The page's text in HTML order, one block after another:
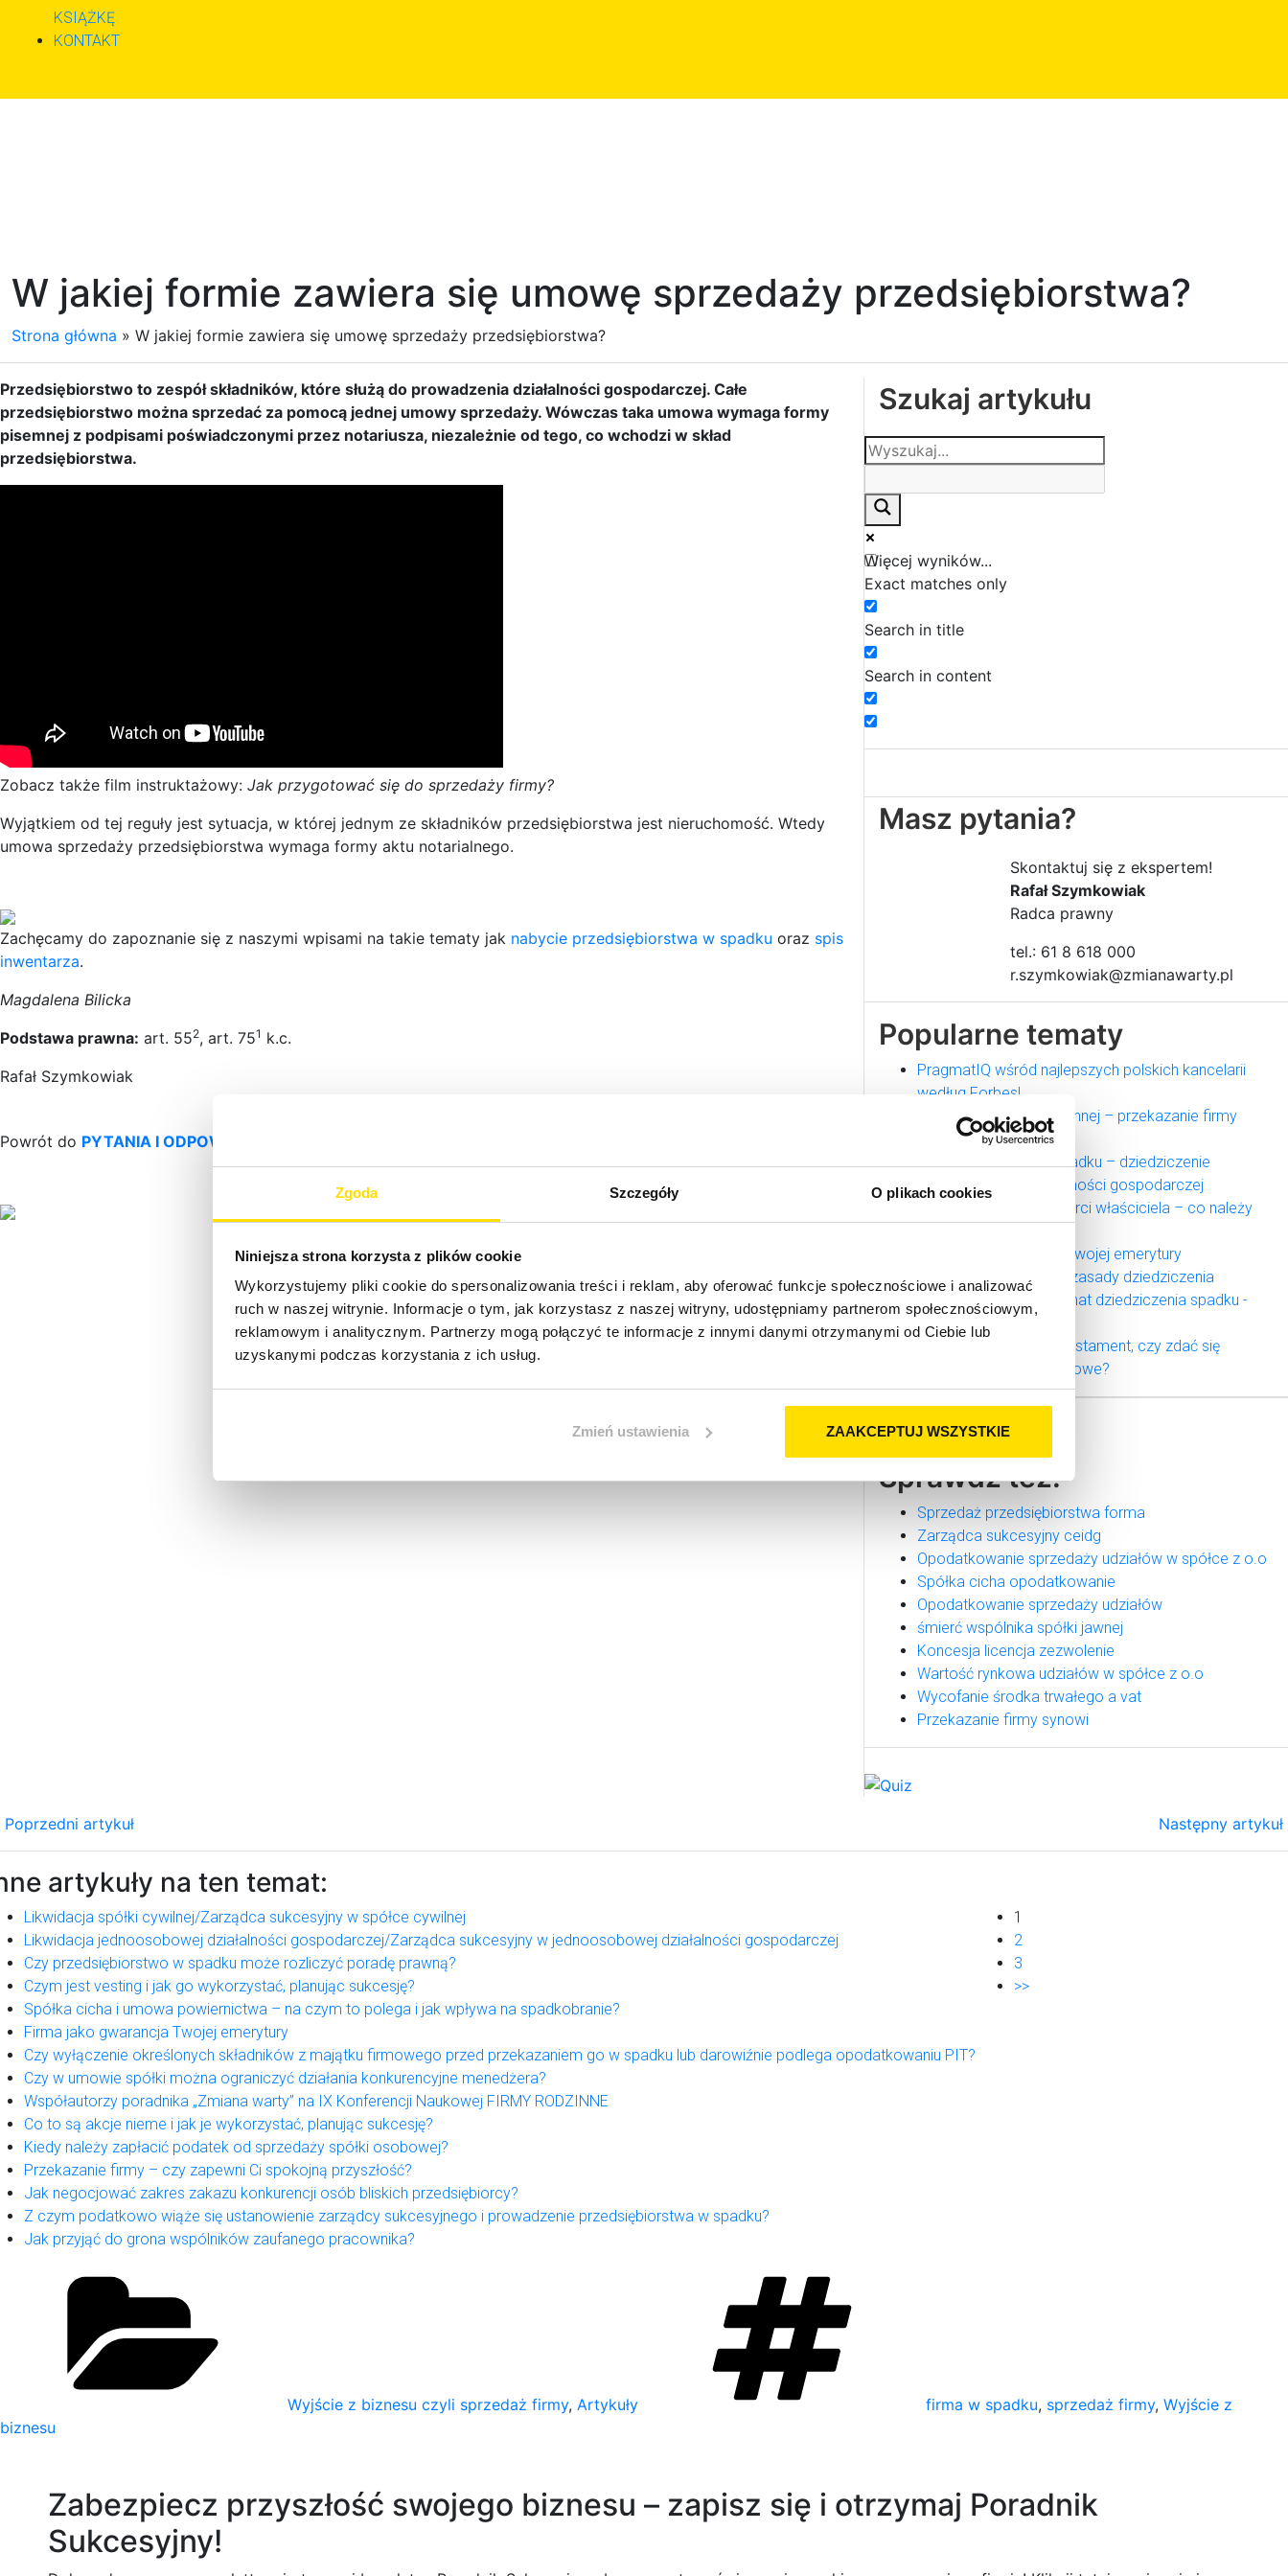
Zgoda Szczegóły O plikach cookies
Niniejsza strona korzysta z plików cookie
Wykorzystujemy pliki cookie do spersonalizowania treści i reklam, aby oferować funkcje społecznościowe i analizować
ruch w naszej witrynie. Informacje o tym, jak korzystasz z naszej witryny, udostępniamy partnerom społecznościowym,
reklamowym i analitycznym. Partnerzy mogą połączyć te informacje z innymi danymi otrzymanymi od Ciebie lub
uzyskanymi podczas korzystania z ich usług.
Zmień ustawienia ZAAKCEPTUJ WSZYSTKIE
KSIĄŻKĘ
KONTAKT
W jakiej formie zawiera się umowę sprzedaży przedsiębiorstwa?
Strona główna » W jakiej formie zawiera się umowę sprzedaży przedsiębiorstwa?
Przedsiębiorstwo to zespół składników, które służą do prowadzenia działalności gospodarczej. Całe
przedsiębiorstwo można sprzedać za pomocą jednej umowy sprzedaży. Wówczas taka umowa wymaga formy
pisemnej z podpisami poświadczonymi przez notariusza, niezależnie od tego, co wchodzi w skład
przedsiębiorstwa.
Zobacz także film instruktażowy: Jak przygotować się do sprzedaży firmy?
Wyjątkiem od tej reguły jest sytuacja, w której jednym ze składników przedsiębiorstwa jest nieruchomość. Wtedy
umowa sprzedaży przedsiębiorstwa wymaga formy aktu notarialnego.
Zachęcamy do zapoznanie się z naszymi wpisami na takie tematy jak nabycie przedsiębiorstwa w spadku oraz spis
inwentarza.
Magdalena Bilicka
Podstawa prawna: art. 552, art. 751 k.c.
Rafał Szymkowiak
Powrót do PYTANIA I ODPOWIEDZI
Szukaj artykułu
Więcej wyników...
Exact matches only
Search in title
Search in content
Masz pytania?
Skontaktuj się z ekspertem!
Rafał Szymkowiak
Radca prawny
tel.: 61 8 618 000
r.szymkowiak@zmianawarty.pl
Popularne tematy
PragmatIQ wśród najlepszych polskich kancelarii
według Forbes!
Sukcesja w firmie rodzinnej – przekazanie firmy
dzieciom
Przedsiębiorstwo w spadku – dziedziczenie
jednoosobowej działalności gospodarczej
Sukcesja firmy po śmierci właściciela – co należy
Firma jako gwarancja Twojej emerytury
Jakie są podstawowe zasady dziedziczenia
ustawowego? – Schemat dziedziczenia spadku -
kolejność
Czy lepiej sporządzić testament, czy zdać się
na dziedziczenie ustawowe?
Sprawdź też:
Sprzedaż przedsiębiorstwa forma
Zarządca sukcesyjny ceidg
Opodatkowanie sprzedaży udziałów w spółce z o.o
Spółka cicha opodatkowanie
Opodatkowanie sprzedaży udziałów
śmierć wspólnika spółki jawnej
Koncesja licencja zezwolenie
Wartość rynkowa udziałów w spółce z o.o
Wycofanie środka trwałego a vat
Przekazanie firmy synowi
Poprzedni artykuł Następny artykuł
artykuły na ten temat:
Likwidacja spółki cywilnej/Zarządca sukcesyjny w spółce cywilnej
Likwidacja jednoosobowej działalności gospodarczej/Zarządca sukcesyjny w jednoosobowej działalności gospodarczej
Czy przedsiębiorstwo w spadku może rozliczyć poradę prawną?
Czym jest vesting i jak go wykorzystać, planując sukcesję?
Spółka cicha i umowa powiernictwa – na czym to polega i jak wpływa na spadkobranie?
Firma jako gwarancja Twojej emerytury
Czy wyłączenie określonych składników z majątku firmowego przed przekazaniem go w spadku lub darowiźnie podlega opodatkowaniu PIT?
Czy w umowie spółki można ograniczyć działania konkurencyjne menedżera?
Współautorzy poradnika „Zmiana warty” na IX Konferencji Naukowej FIRMY RODZINNE
Co to są akcje nieme i jak je wykorzystać, planując sukcesję?
Kiedy należy zapłacić podatek od sprzedaży spółki osobowej?
Przekazanie firmy – czy zapewni Ci spokojną przyszłość?
Jak negocjować zakres zakazu konkurencji osób bliskich przedsiębiorcy?
Z czym podatkowo wiąże się ustanowienie zarządcy sukcesyjnego i prowadzenie przedsiębiorstwa w spadku?
Jak przyjąć do grona wspólników zaufanego pracownika?
1
2
3
>>
Wyjście z biznesu czyli sprzedaż firmy, Artykuły firma w spadku, sprzedaż firmy, Wyjście z
biznesu
Zabezpiecz przyszłość swojego biznesu – zapisz się i otrzymaj Poradnik
Sukcesyjny!